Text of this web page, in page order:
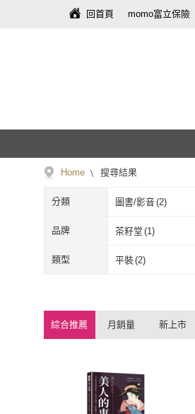
回首頁 momo富立保險
Home 搜尋結果
分類 圖書/影音(2)
品牌 茶籽堂 (1)
茶籽堂
類型 平裝(2)
綜合推薦 月銷量 新上市